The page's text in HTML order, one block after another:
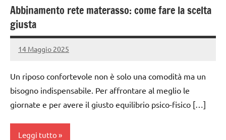
Abbinamento rete materasso: come fare la scelta
giusta
14 Maggio 2025
admin4671
Un riposo confortevole non è solo una comodità ma un
bisogno indispensabile. Per affrontare al meglio le
giornate e per avere il giusto equilibrio psico-fisico […]
Leggi tutto